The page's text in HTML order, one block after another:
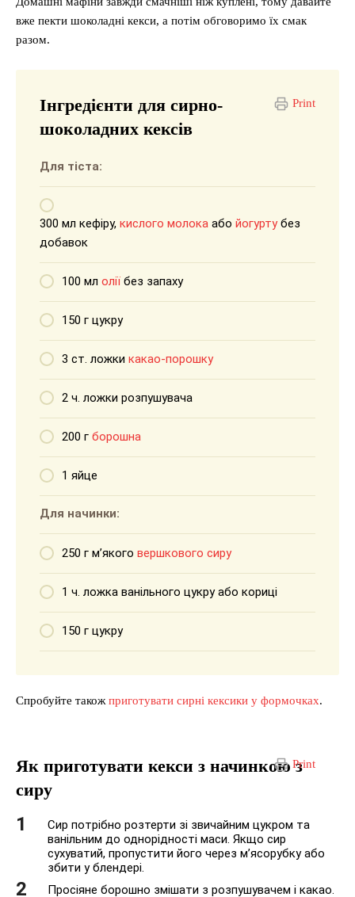
вже пекти шоколадні кекси, а потім обговоримо їх смак
разом.
Print
Інгредієнти для сирно-
шоколадних кексів
Для тіста:
300 мл кефіру, кислого молока або йогуртубез
добавок
100 мл олії без запаху
150 г цукру
3 ст. ложки какао-порошку
2 ч. ложки розпушувача
200 г борошна
1 яйце
Для начинки:
250 г м’якого вершкового сиру
1 ч. ложка ванільного цукру або кориці
150 г цукру
Спробуйте також приготувати сирні кексики у формочках.
Print
Як приготувати кекси з начинкою з
сиру
Сир потрібно розтерти зі звичайним цукром та
ванільним до однорідності маси. Якщо сир
сухуватий, пропустити його через м’ясорубку або
збити у блендері.
Просіяне борошно змішати з розпушувачем і какао.